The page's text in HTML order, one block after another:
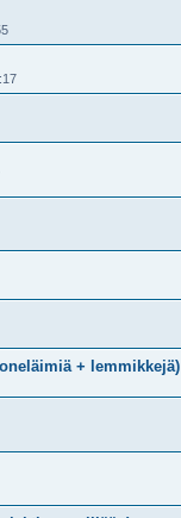
+ lemmikkejä)